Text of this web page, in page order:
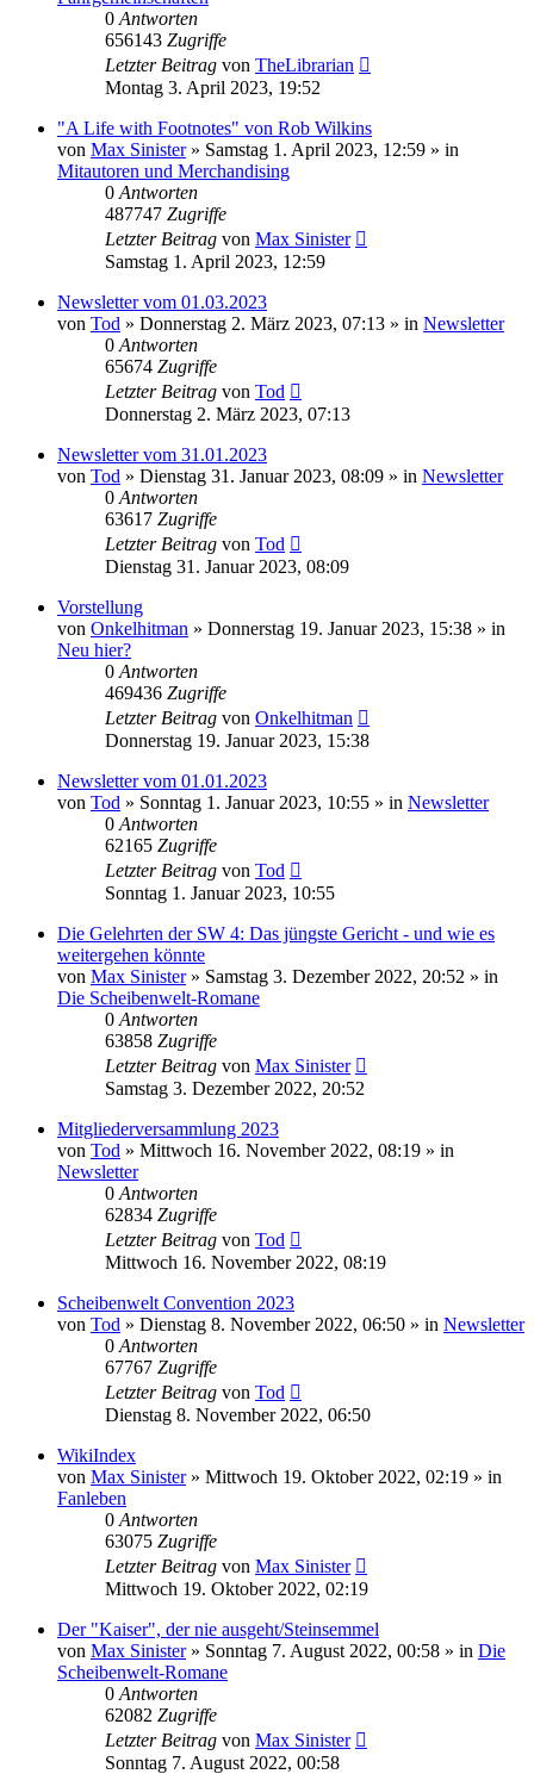
0 Antworten
656143 Zugriffe
Letzter Beitrag von TheLibrarian
Montag 3. April 2023, 19:52
"A Life with Footnotes" von Rob Wilkins
von Max Sinister» Samstag 1. April 2023, 12:59 » in
Mitautoren und Merchandising
0 Antworten
487747 Zugriffe
Letzter Beitrag von Max Sinister
Samstag 1. April 2023, 12:59
Newsletter vom 01.03.2023
von Tod » Donnerstag 2. März 2023, 07:13 » in Newsletter
0 Antworten
65674 Zugriffe
Letzter Beitrag von Tod
Donnerstag 2. März 2023, 07:13
Newsletter vom 31.01.2023
von Tod » Dienstag 31. Januar 2023, 08:09 » in Newsletter
0 Antworten
63617 Zugriffe
Letzter Beitrag von Tod
Dienstag 31. Januar 2023, 08:09
Vorstellung
von Onkelhitman » Donnerstag 19. Januar 2023, 15:38 » in
Neu hier?
0 Antworten
469436 Zugriffe
Letzter Beitrag von Onkelhitman
Donnerstag 19. Januar 2023, 15:38
Newsletter vom 01.01.2023
von Tod » Sonntag 1. Januar 2023, 10:55 » in Newsletter
0 Antworten
62165 Zugriffe
Letzter Beitrag von Tod
Sonntag 1. Januar 2023, 10:55
Die Gelehrten der SW 4: Das jüngste Gericht - und wie es
weitergehen könnte
von Max Sinister» Samstag 3. Dezember 2022, 20:52 » in
Die Scheibenwelt-Romane
0 Antworten
63858 Zugriffe
Letzter Beitrag von Max Sinister
Samstag 3. Dezember 2022, 20:52
Mitgliederversammlung 2023
von Tod » Mittwoch 16. November 2022, 08:19 » in
Newsletter
0 Antworten
62834 Zugriffe
Letzter Beitrag von Tod
Mittwoch 16. November 2022, 08:19
Scheibenwelt Convention 2023
von Tod » Dienstag 8. November 2022, 06:50 » in Newsletter
0 Antworten
67767 Zugriffe
Letzter Beitrag von Tod
Dienstag 8. November 2022, 06:50
WikiIndex
von Max Sinister» Mittwoch 19. Oktober 2022, 02:19 » in
Fanleben
0 Antworten
63075 Zugriffe
Letzter Beitrag von Max Sinister
Mittwoch 19. Oktober 2022, 02:19
Der "Kaiser", der nie ausgeht/Steinsemmel
von Max Sinister» Sonntag 7. August 2022, 00:58 » in Die
Scheibenwelt-Romane
0 Antworten
62082 Zugriffe
Letzter Beitrag von Max Sinister
Sonntag 7. August 2022, 00:58